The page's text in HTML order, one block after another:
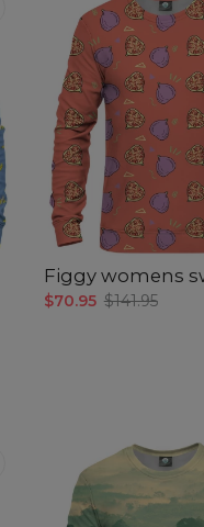
Figgy womens
$70.95 $141.95